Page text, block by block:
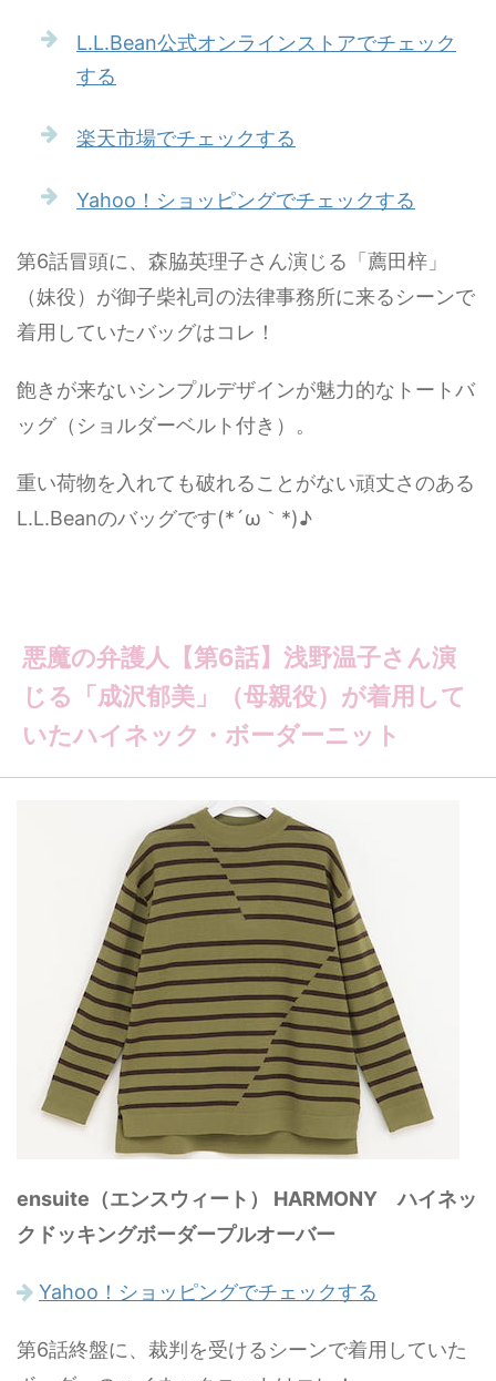
L.L.Bean公式オンラインストアでチェック
する
楽天市場でチェックする
Yahoo！ショッピングでチェックする
第6話冒頭に、森脇英理子さん演じる「薦田梓」
（妹役）が御子柴礼司の法律事務所に来るシーンで
着用していたバッグはコレ！
飽きが来ないシンプルデザインが魅力的なトートバ
ッグ（ショルダーベルト付き）。
重い荷物を入れても破れることがない頑丈さのある
L.L.Beanのバッグです(*´ω｀*)♪
悪魔の弁護人【第6話】浅野温子さん演
じる「成沢郁美」（母親役）が着用して
いたハイネック・ボーダーニット
ensuite（エンスウィート） HARMONY ハイネッ
クドッキングボーダープルオーバー
Yahoo！ショッピングでチェックする
第6話終盤に、裁判を受けるシーンで着用していた